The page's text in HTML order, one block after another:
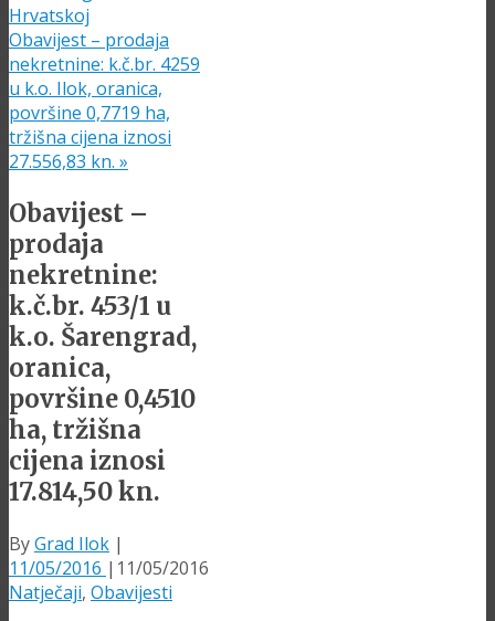
Hrvatskoj
Obavijest – prodaja
nekretnine: k.č.br. 4259
u k.o. Ilok, oranica,
površine 0,7719 ha,
tržišna cijena iznosi
27.556,83 kn. »
Obavijest –
prodaja
nekretnine:
k.č.br. 453/1 u
k.o. Šarengrad,
oranica,
površine 0,4510
ha, tržišna
cijena iznosi
17.814,50 kn.
ByGrad Ilok |
11/05/2016 | 11/05/2016
Natječaji, Obavijesti